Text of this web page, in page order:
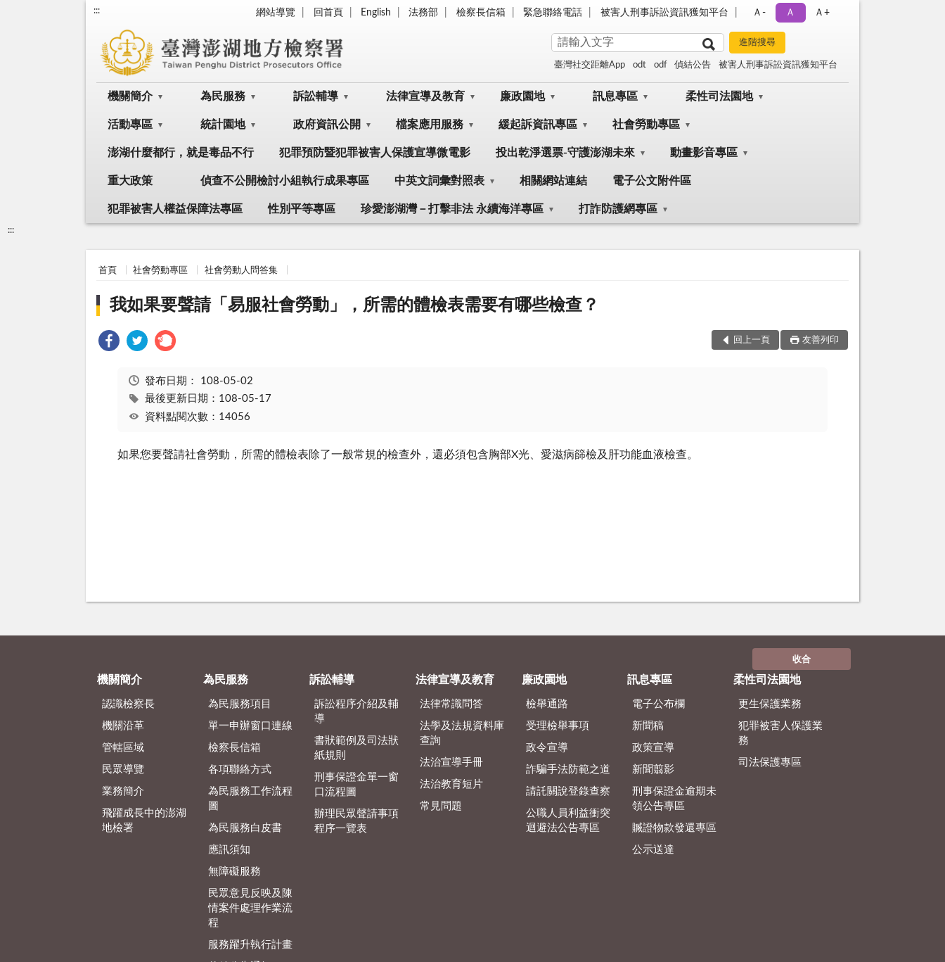
::: 網站導覽 回首頁 English 法務部 檢察長信箱 緊急聯絡電話 被害人刑事訴訟資訊獲知平台 Ａ- Ａ Ａ+
臺灣社交距離App odt odf 偵結公告 被害人刑事訴訟資訊獲知平台
機關簡介 為民服務 訴訟輔導 法律宣導及教育 廉政園地 訊息專區 柔性司法園地
活動專區 統計園地 政府資訊公開 檔案應用服務 緩起訴資訊專區 社會勞動專區
澎湖什麼都行，就是毒品不行 犯罪預防暨犯罪被害人保護宣導微電影 投出乾淨選票-守護澎湖未來 動畫影音專區
重大政策 偵查不公開檢討小組執行成果專區 中英文詞彙對照表 相關網站連結 電子公文附件區
犯罪被害人權益保障法專區 性別平等專區 珍愛澎湖灣－打擊非法 永續海洋專區 打詐防護網專區
:::
首頁 社會勞動專區 社會勞動人問答集
我如果要聲請「易服社會勞動」，所需的體檢表需要有哪些檢查？
回上一頁 友善列印
發布日期： 108-05-02
最後更新日期：108-05-17
資料點閱次數：14056
如果您要聲請社會勞動，所需的體檢表除了一般常規的檢查外，還必須包含胸部X光、愛滋病篩檢及肝功能血液檢查。
收合
機關簡介
認識檢察長
機關沿革
管轄區域
民眾導覽
業務簡介
飛躍成長中的澎湖
地檢署
為民服務
為民服務項目
單一申辦窗口連線
檢察長信箱
各項聯絡方式
為民服務工作流程
圖
為民服務白皮書
應訊須知
無障礙服務
民眾意見反映及陳
情案件處理作業流
程
服務躍升執行計畫
訴訟輔導
訴訟程序介紹及輔
導
書狀範例及司法狀
紙規則
刑事保證金單一窗
口流程圖
辦理民眾聲請事項
程序一覽表
法律宣導及教育
法律常識問答
法學及法規資料庫
查詢
法治宣導手冊
法治教育短片
常見問題
廉政園地
檢舉通路
受理檢舉事項
政令宣導
詐騙手法防範之道
請託關說登錄查察
公職人員利益衝突
迴避法公告專區
訊息專區
電子公布欄
新聞稿
政策宣導
新聞翦影
刑事保證金逾期未
領公告專區
贓證物款發還專區
公示送達
柔性司法園地
更生保護業務
犯罪被害人保護業
務
司法保護專區